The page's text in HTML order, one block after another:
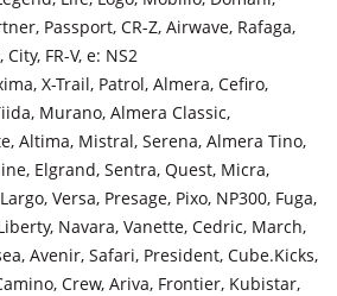
Passport, CR-Z, Airwave, Rafaga,
FR-V, e: NS2
X-Trail, Patrol, Almera, Cefiro,
Murano, Almera Classic,
Altima, Mistral, Serena, Almera Tino,
Elgrand, Sentra, Quest, Micra,
Versa, Presage, Pixo, NP300, Fuga,
Navara, Vanette, Cedric, March,
Avenir, Safari, President, Cube.Kicks,
Crew, Ariva, Frontier, Kubistar,